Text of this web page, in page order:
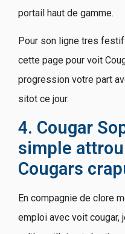
portail haut de gamme.
Pour son ligne tres
cette page pour voit
progression votre part
sitot ce jour.
4. Cougar
simple
Cougars
En compagnie de clore
emploi avec voit cougar,